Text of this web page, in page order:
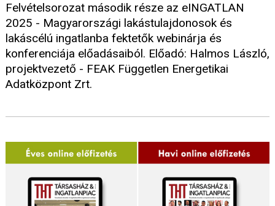
Felvételsorozat második része az eINGATLAN
2025 - Magyarországi lakástulajdonosok és
lakáscélú ingatlanba fektetők webinárja és
konferenciája előadásaiból. Előadó: Halmos László,
projektvezető - FEAK Független Energetikai
Adatközpont Zrt.